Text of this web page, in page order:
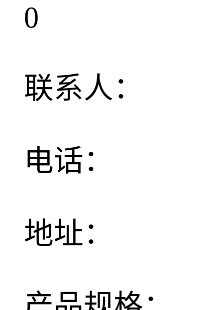
0
联系人：
电话：
地址：